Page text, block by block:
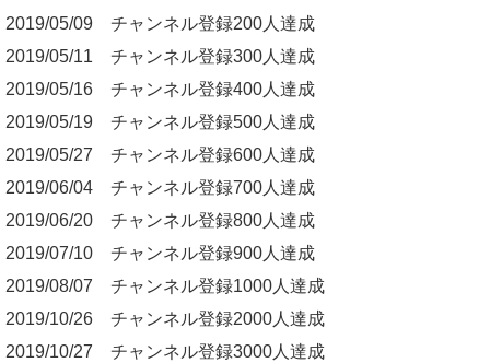
2019/05/09 チャンネル登録200人達成
2019/05/11 チャンネル登録300人達成
2019/05/16 チャンネル登録400人達成
2019/05/19 チャンネル登録500人達成
2019/05/27 チャンネル登録600人達成
2019/06/04 チャンネル登録700人達成
2019/06/20 チャンネル登録800人達成
2019/07/10 チャンネル登録900人達成
2019/08/07 チャンネル登録1000人達成
2019/10/26 チャンネル登録2000人達成
2019/10/27 チャンネル登録3000人達成